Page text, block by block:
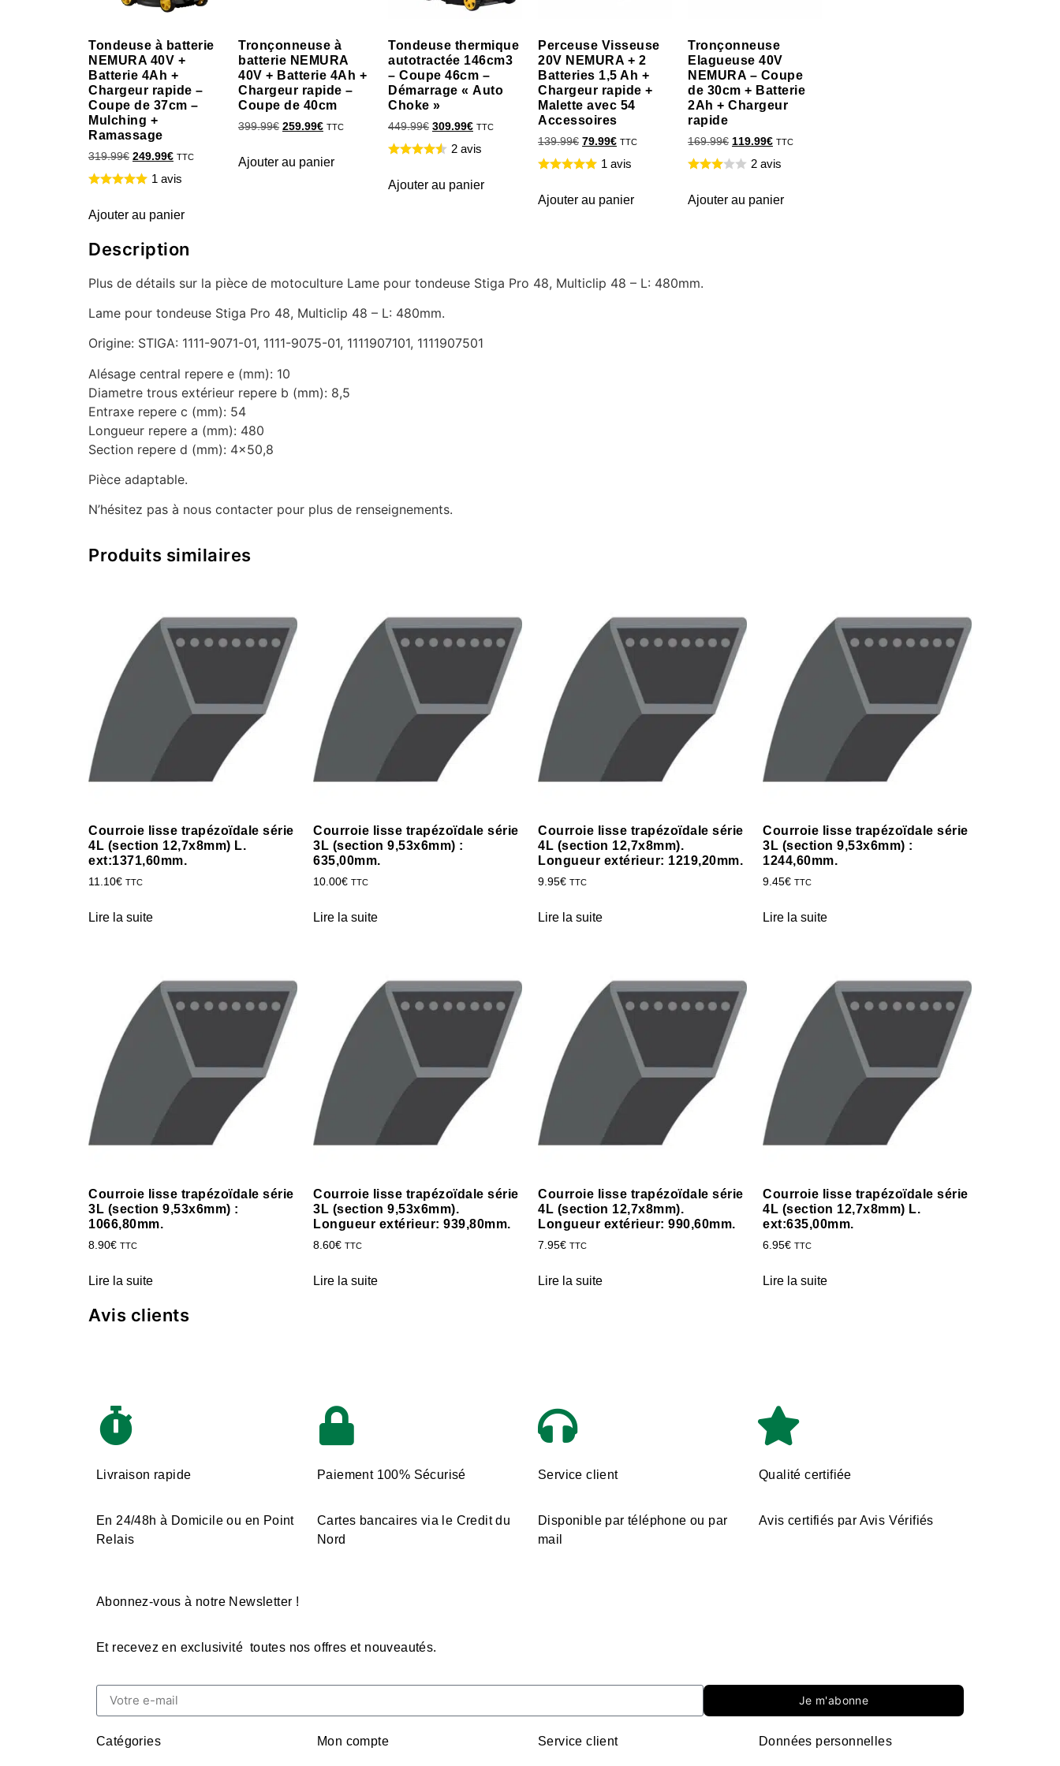
Tondeuse à batterie
NEMURA 40V +
Batterie 4Ah +
Chargeur rapide –
Coupe de 37cm –
Mulching +
Ramassage
319.99€ 249.99€ TTC
1 avis
Ajouter au panier
Tronçonneuse à
batterie NEMURA
40V + Batterie 4Ah +
Chargeur rapide –
Coupe de 40cm
399.99€ 259.99€ TTC
Ajouter au panier
Tondeuse thermique
autotractée 146cm3
– Coupe 46cm –
Démarrage « Auto
Choke »
449.99€ 309.99€ TTC
2 avis
Ajouter au panier
Perceuse Visseuse
20V NEMURA + 2
Batteries 1,5 Ah +
Chargeur rapide +
Malette avec 54
Accessoires
139.99€ 79.99€ TTC
1 avis
Ajouter au panier
Tronçonneuse
Elagueuse 40V
NEMURA – Coupe
de 30cm + Batterie
2Ah + Chargeur
rapide
169.99€ 119.99€ TTC
2 avis
Ajouter au panier
Description
Plus de détails sur la pièce de motoculture Lame pour tondeuse Stiga Pro 48, Multiclip 48 – L: 480mm.
Lame pour tondeuse Stiga Pro 48, Multiclip 48 – L: 480mm.
Origine: STIGA: 1111-9071-01, 1111-9075-01, 1111907101, 1111907501
Alésage central repere e (mm): 10
Diametre trous extérieur repere b (mm): 8,5
Entraxe repere c (mm): 54
Longueur repere a (mm): 480
Section repere d (mm): 4×50,8
Pièce adaptable.
N’hésitez pas à nous contacter pour plus de renseignements.
Produits similaires
Courroie lisse trapézoïdale série
4L (section 12,7x8mm) L.
ext:1371,60mm.
11.10€ TTC
Lire la suite
Courroie lisse trapézoïdale série
3L (section 9,53x6mm) :
635,00mm.
10.00€ TTC
Lire la suite
Courroie lisse trapézoïdale série
4L (section 12,7x8mm).
Longueur extérieur: 1219,20mm.
9.95€ TTC
Lire la suite
Courroie lisse trapézoïdale série
3L (section 9,53x6mm) :
1244,60mm.
9.45€ TTC
Lire la suite
Courroie lisse trapézoïdale série
3L (section 9,53x6mm) :
1066,80mm.
8.90€ TTC
Lire la suite
Courroie lisse trapézoïdale série
3L (section 9,53x6mm).
Longueur extérieur: 939,80mm.
8.60€ TTC
Lire la suite
Courroie lisse trapézoïdale série
4L (section 12,7x8mm).
Longueur extérieur: 990,60mm.
7.95€ TTC
Lire la suite
Courroie lisse trapézoïdale série
4L (section 12,7x8mm) L.
ext:635,00mm.
6.95€ TTC
Lire la suite
Avis clients
Livraison rapide
En 24/48h à Domicile ou en Point
Relais
Paiement 100% Sécurisé
Cartes bancaires via le Credit du
Nord
Service client
Disponible par téléphone ou par
mail
Qualité certifiée
Avis certifiés par Avis Vérifiés
Abonnez-vous à notre Newsletter !
Et recevez en exclusivité toutes nos offres et nouveautés.
Je m'abonne
Catégories Mon compte Service client Données personnelles